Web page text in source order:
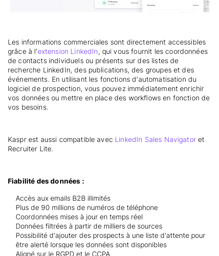
Les informations commerciales sont directement accessibles
grâce à l'extension LinkedIn, qui vous fournit les coordonnées
de contacts individuels ou présents sur des listes de
recherche LinkedIn, des publications, des groupes et des
événements. En utilisant les fonctions d'automatisation du
logiciel de prospection, vous pouvez immédiatement enrichir
vos données ou mettre en place des workflows en fonction de
vos besoins.
Kaspr est aussi compatible avec LinkedIn Sales Navigatoret
Recruiter Lite.
Fiabilité des données :
Accès aux emails B2B illimités
Plus de 90 millions de numéros de téléphone
Coordonnées mises à jour en temps réel
Données filtrées à partir de milliers de sources
Possibilité d'ajouter des prospects à une liste d'attente pour
être alerté lorsque les données sont disponibles
Aligné sur le RGPD et le CCPA